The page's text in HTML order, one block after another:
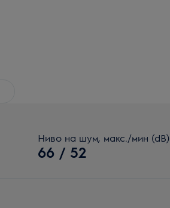
Ниво на шум, макс./мин (dB)
66 / 52